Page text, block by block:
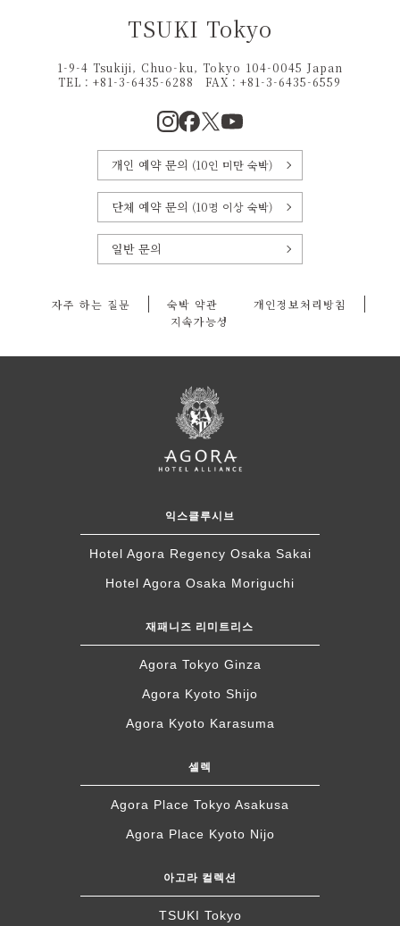
TSUKI Tokyo
1-9-4 Tsukiji, Chuo-ku, Tokyo 104-0045 Japan
TEL：+81-3-6435-6288
FAX：+81-3-6435-6559
개인 예약 문의 (10인 미만 숙박)
단체 예약 문의 (10명 이상 숙박)
일반 문의
자주 하는 질문 숙박 약관
개인정보처리방침
지속가능성
익스클루시브
Hotel Agora Regency Osaka Sakai
Hotel Agora Osaka Moriguchi
재패니즈 리미트리스
Agora Tokyo Ginza
Agora Kyoto Shijo
Agora Kyoto Karasuma
셀렉
Agora Place Tokyo Asakusa
Agora Place Kyoto Nijo
아고라 컬렉션
TSUKI Tokyo